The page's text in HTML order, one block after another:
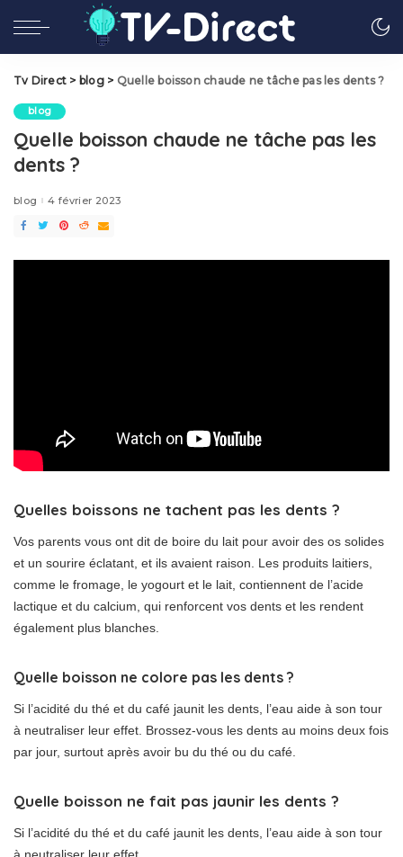
Tv Direct > blog> Quelle boisson chaude ne tâche pas les dents ?
blog
Quelle boisson chaude ne tâche pas les
dents ?
blog 4 février 2023
Quelles boissons ne tachent pas les dents ?
Vos parents vous ont dit de boire du lait pour avoir des os solides
et un sourire éclatant, et ils avaient raison. Les produits laitiers,
comme le fromage, le yogourt et le lait, contiennent de l’acide
lactique et du calcium, qui renforcent vos dents et les rendent
également plus blanches.
Quelle boisson ne colore pas les dents ?
Si l’acidité du thé et du café jaunit les dents, l’eau aide à son tour
à neutraliser leur effet. Brossez-vous les dents au moins deux fois
par jour, surtout après avoir bu du thé ou du café.
Quelle boisson ne fait pas jaunir les dents ?
Si l’acidité du thé et du café jaunit les dents, l’eau aide à son tour